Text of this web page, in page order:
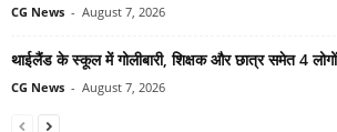
CG News - August 7, 2026
थाईलैंड के स्कूल में गोलीबारी, शिक्षक और छात्र समेत 4
CG News - August 7, 2026